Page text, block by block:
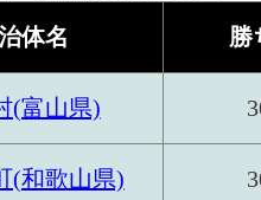
体名 勝
(富山県)
(和歌山県)